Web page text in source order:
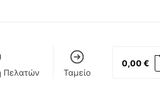
Πελατών Ταμείο
0,00 €